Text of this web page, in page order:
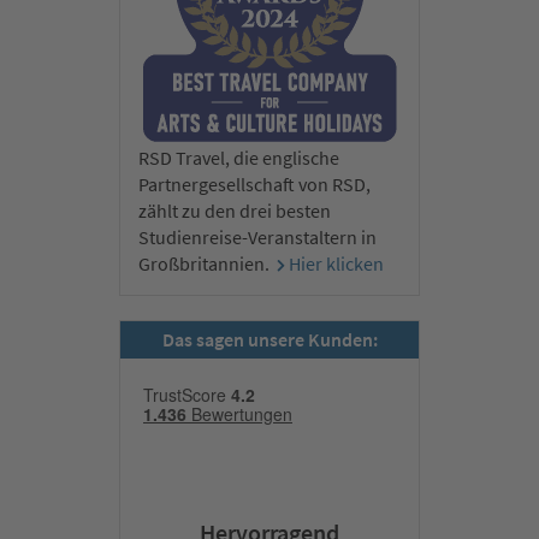
kaiserlicher Prüfungen wurde von der UNESCO in das
Weltdokumentenerbe aufgenommen. Am Nachmittag besuchen
wir das Ethnographiemuseum (Eintritt inkl.), wo 54 ethnische
Gruppen aus ganz Vietnam präsentiert werden. Danach geht es
weiter in die sehenswerte Altstadt und zum malerischen Hoan-
Kiem-See mit seinem reizenden Schildkröten-Turm. Am Abend
können Sie optional ein traditionelles Wasserpuppentheater
erleben – eine jahrtausendealte, ergreifende Kunst.
RSD Travel, die englische
Partnergesellschaft von RSD,
zählt zu den drei besten
Studienreise-Veranstaltern in
Großbritannien.
Hier klicken
Das sagen unsere Kunden:
Hervorragend